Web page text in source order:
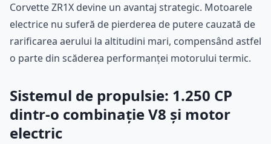
Corvette ZR1X devine un avantaj strategic. Motoarele
electrice nu suferă de pierderea de putere cauzată de
rarificarea aerului la altitudini mari, compensând astfel
o parte din scăderea performanței motorului termic.
Sistemul de propulsie: 1.250 CP
dintr-o combinație V8 și motor
electric